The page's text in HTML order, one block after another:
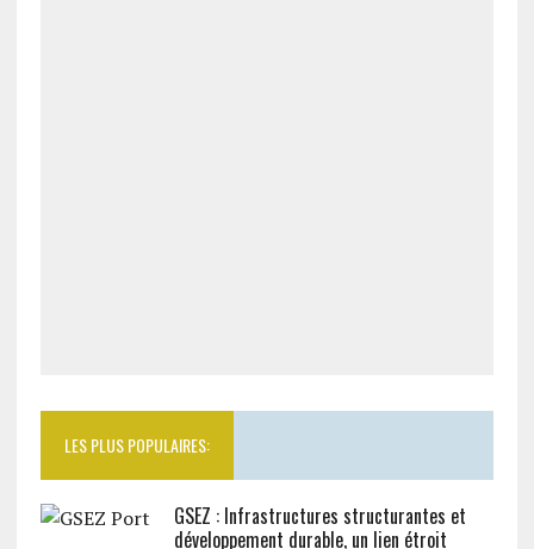
LES PLUS POPULAIRES:
GSEZ : Infrastructures structurantes et
développement durable, un lien étroit